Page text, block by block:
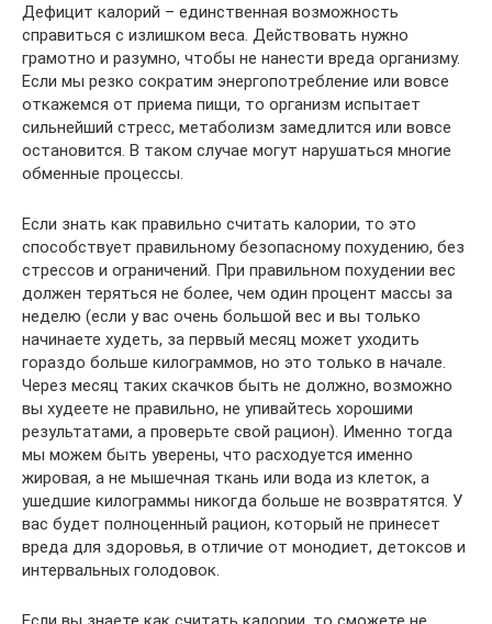
Дефицит калорий – единственная возможность
справиться с излишком веса. Действовать нужно
грамотно и разумно, чтобы не нанести вреда организму.
Если мы резко сократим энергопотребление или вовсе
откажемся от приема пищи, то организм испытает
сильнейший стресс, метаболизм замедлится или вовсе
остановится. В таком случае могут нарушаться многие
обменные процессы.
Если знать как правильно считать калории, то это
способствует правильному безопасному похудению, без
стрессов и ограничений. При правильном похудении вес
должен теряться не более, чем один процент массы за
неделю (если у вас очень большой вес и вы только
начинаете худеть, за первый месяц может уходить
гораздо больше килограммов, но это только в начале.
Через месяц таких скачков быть не должно, возможно
вы худеете не правильно, не упивайтесь хорошими
результатами, а проверьте свой рацион). Именно тогда
мы можем быть уверены, что расходуется именно
жировая, а не мышечная ткань или вода из клеток, а
ушедшие килограммы никогда больше не возвратятся. У
вас будет полноценный рацион, который не принесет
вреда для здоровья, в отличие от монодиет, детоксов и
интервальных голодовок.